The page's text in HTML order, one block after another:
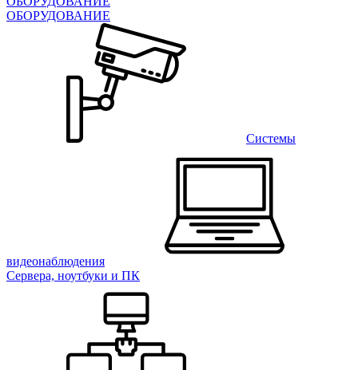
ОБОРУДОВАНИЕ
Системы
видеонаблюдения
Сервера, ноутбуки и ПК